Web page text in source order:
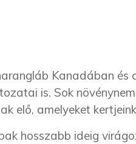
Kanadában
is. Sok
elő, amelyeket
hosszabb ideig